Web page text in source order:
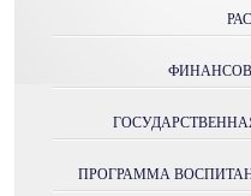
ПРОГРАММА